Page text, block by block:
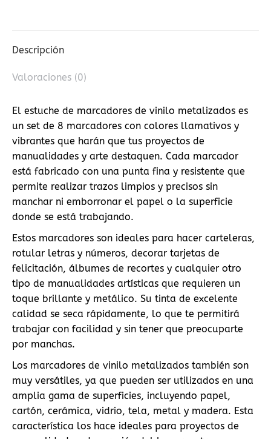
Descripción
Valoraciones (0)
El estuche de marcadores de vinilo metalizados es
un set de 8 marcadores con colores llamativos y
vibrantes que harán que tus proyectos de
manualidades y arte destaquen. Cada marcador
está fabricado con una punta fina y resistente que
permite realizar trazos limpios y precisos sin
manchar ni emborronar el papel o la superficie
donde se está trabajando.
Estos marcadores son ideales para hacer carteleras,
rotular letras y números, decorar tarjetas de
felicitación, álbumes de recortes y cualquier otro
tipo de manualidades artísticas que requieren un
toque brillante y metálico. Su tinta de excelente
calidad se seca rápidamente, lo que te permitirá
trabajar con facilidad y sin tener que preocuparte
por manchas.
Los marcadores de vinilo metalizados también son
muy versátiles, ya que pueden ser utilizados en una
amplia gama de superficies, incluyendo papel,
cartón, cerámica, vidrio, tela, metal y madera. Esta
característica los hace ideales para proyectos de